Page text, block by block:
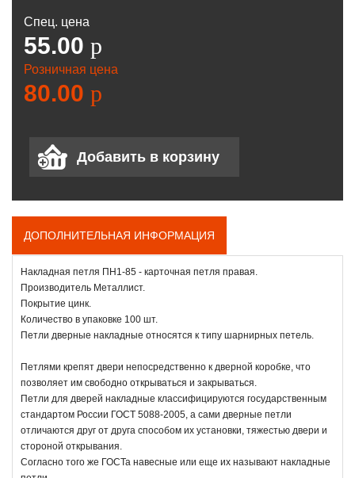
Спец. цена
55.00 p
Розничная цена
80.00 p
ДОПОЛНИТЕЛЬНАЯ ИНФОРМАЦИЯ
Накладная петля ПН1-85 - карточная петля правая.
Производитель Металлист.
Покрытие цинк.
Количество в упаковке 100 шт.
Петли дверные накладные относятся к типу шарнирных петель.
Петлями крепят двери непосредственно к дверной коробке, что
позволяет им свободно открываться и закрываться.
Петли для дверей накладные классифицируются государственным
стандартом России ГОСТ 5088-2005, а сами дверные петли
отличаются друг от друга способом их установки, тяжестью двери и
стороной открывания.
Согласно того же ГОСТа навесные или еще их называют накладные